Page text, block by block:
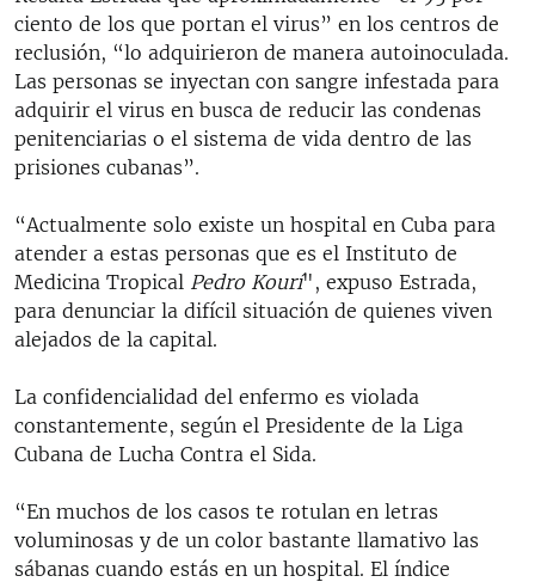
ciento de los que portan el virus” en los centros de
reclusión, “lo adquirieron de manera autoinoculada.
Las personas se inyectan con sangre infestada para
adquirir el virus en busca de reducir las condenas
penitenciarias o el sistema de vida dentro de las
prisiones cubanas”.
“Actualmente solo existe un hospital en Cuba para
atender a estas personas que es el Instituto de
Medicina Tropical Pedro Kourí", expuso Estrada,
para denunciar la difícil situación de quienes viven
alejados de la capital.
La confidencialidad del enfermo es violada
constantemente, según el Presidente de la Liga
Cubana de Lucha Contra el Sida.
“En muchos de los casos te rotulan en letras
voluminosas y de un color bastante llamativo las
sábanas cuando estás en un hospital. El índice